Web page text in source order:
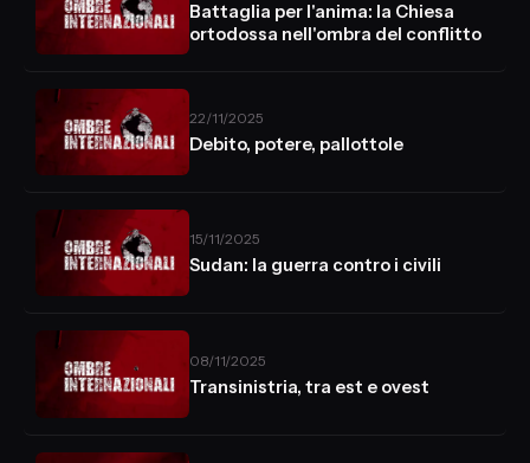
Battaglia per l'anima: la Chiesa
ortodossa nell'ombra del conflitto
22/11/2025
Debito, potere, pallottole
15/11/2025
Sudan: la guerra contro i civili
08/11/2025
Transinistria, tra est e ovest